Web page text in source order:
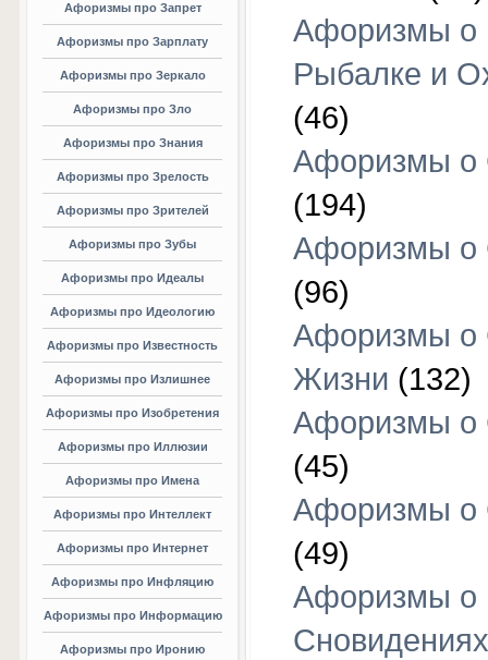
Афоризмы про Запрет
Афоризмы про Зарплату
Афоризмы про Зеркало
Афоризмы про Зло
Афоризмы про Знания
Афоризмы про Зрелость
Афоризмы про Зрителей
Афоризмы про Зубы
Афоризмы про Идеалы
Афоризмы про Идеологию
Афоризмы про Известность
Афоризмы про Излишнее
Афоризмы про Изобретения
Афоризмы про Иллюзии
Афоризмы про Имена
Афоризмы про Интеллект
Афоризмы про Интернет
Афоризмы про Инфляцию
Афоризмы про Информацию
Афоризмы про Иронию
Афоризмы о
Рыбалке и
(46)
Афоризмы о
(194)
Афоризмы о
(96)
Афоризмы о
Жизни (132)
Афоризмы о
(45)
Афоризмы о
(49)
Афоризмы о
Сновидениях